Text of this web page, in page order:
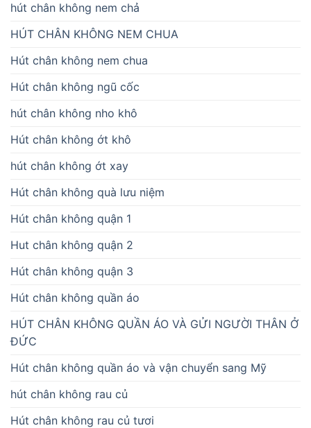
hút chân không nem chả
HÚT CHÂN KHÔNG NEM CHUA
Hút chân không nem chua
Hút chân không ngũ cốc
hút chân không nho khô
Hút chân không ớt khô
hút chân không ớt xay
Hút chân không quà lưu niệm
Hút chân không quận 1
Hut chân không quận 2
Hút chân không quận 3
Hút chân không quần áo
HÚT CHÂN KHÔNG QUẦN ÁO VÀ GỬI NGƯỜI THÂN Ở
ĐỨC
Hút chân không quần áo và vận chuyển sang Mỹ
hút chân không rau củ
Hút chân không rau củ tươi